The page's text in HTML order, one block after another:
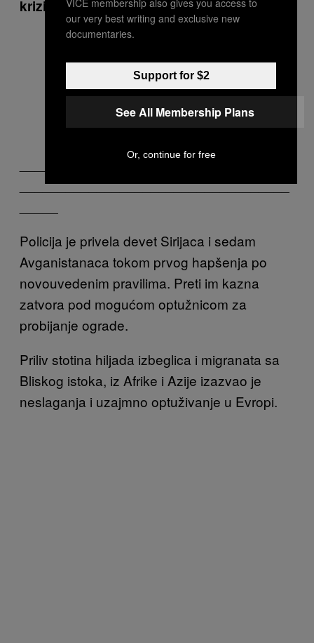
krizi „Rušeći granice“:
___________________________________
___________________________________
Policija je privela devet Sirijaca i sedam
Avganistanaca tokom prvog hapšenja po
novouvedenim pravilima. Preti im kazna
zatvora pod mogućom optužnicom za
probijanje ograde.
Priliv stotina hiljada izbeglica i migranata sa
Bliskog istoka, iz Afrike i Azije izazvao je
neslaganja i uzajmno optuživanje u Evropi.
our very best writing and exclusive new
documentaries.
Support for $2
See All Membership Plans
Or, continue for free